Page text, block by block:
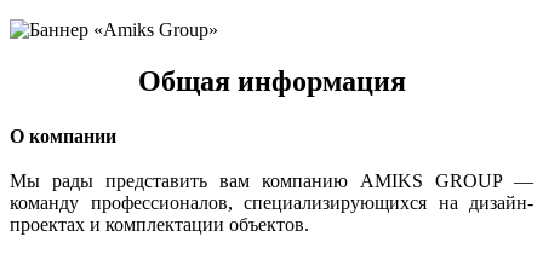
Общая информация
О компании
Мы рады представить вам компанию AMIKS GROUP —
команду профессионалов, специализирующихся на дизайн-
проектах и комплектации объектов.